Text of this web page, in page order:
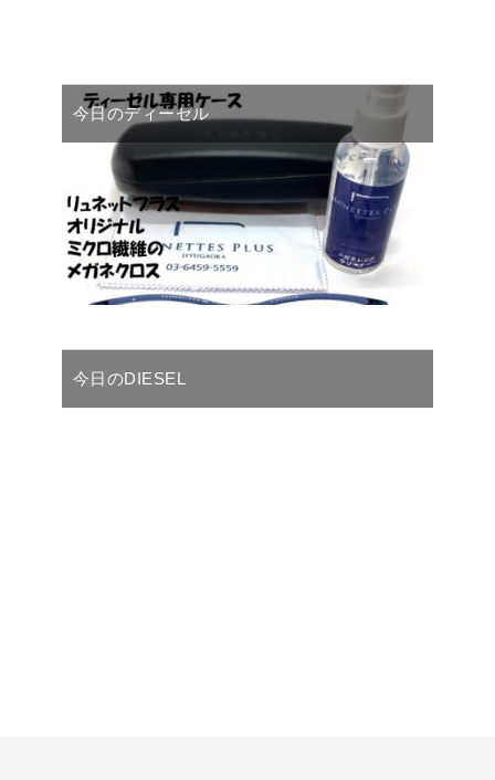
今日のディーゼル
今日のDIESEL